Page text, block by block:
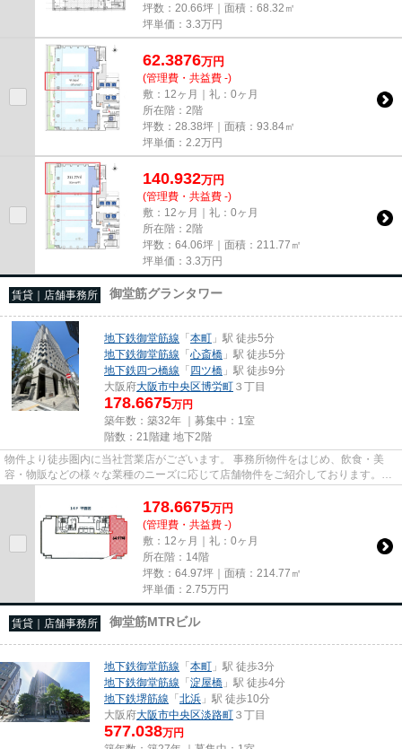
坪数：20.66坪｜面積：68.32㎡
坪単価： 3.3万円
62.3876万円
(管理費・共益費 -)
敷：12ヶ月｜礼：0ヶ月
所在階：2階
坪数：28.38坪｜面積：93.84㎡
坪単価： 2.2万円
140.932万円
(管理費・共益費 -)
敷：12ヶ月｜礼：0ヶ月
所在階：2階
坪数：64.06坪｜面積：211.77㎡
坪単価： 3.3万円
賃貸｜店舗事務所 御堂筋グランタワー
地下鉄御堂筋線 「本町 」駅 徒歩5分
地下鉄御堂筋線 「心斎橋 」駅 徒歩5分
地下鉄四つ橋線 「四ツ橋 」駅 徒歩9分
大阪府大阪市中央区博労町 ３丁目
178.6675万円
築年数：築32年 ｜募集中： 1室
階数：21階建 地下2階
物件より徒歩圏内に当社営業店がございます。 事務所物件をはじめ、飲食・美
容・物販などの様々な業種のニーズに応じて店舗物件をご紹介しております。
尚、弊社ではおとり広告は一切...
178.6675万円
(管理費・共益費 -)
敷：12ヶ月｜礼：0ヶ月
所在階：14階
坪数：64.97坪｜面積：214.77㎡
坪単価： 2.75万円
賃貸｜店舗事務所 御堂筋MTRビル
地下鉄御堂筋線 「本町 」駅 徒歩3分
地下鉄御堂筋線 「淀屋橋 」駅 徒歩4分
地下鉄堺筋線 「北浜 」駅 徒歩10分
大阪府大阪市中央区淡路町 ３丁目
577.038万円